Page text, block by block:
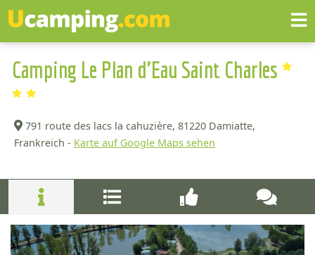
Camping Le Plan d'Eau Saint Charles
791 route des lacs la cahuzière, 81220 Damiatte,
Frankreich - Karte auf Google Maps sehen